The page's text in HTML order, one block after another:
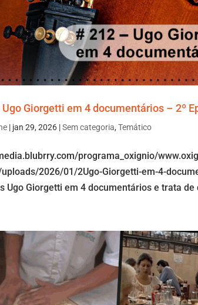
Giorgetti em 4 documentários – 2º
| jan 29, 2026 |Sem categoria,Temático
programa_oxignio/
2026/01/2Ugo-Giorgetti-em-4-
Ugo Giorgetti em 4 documentários e trata